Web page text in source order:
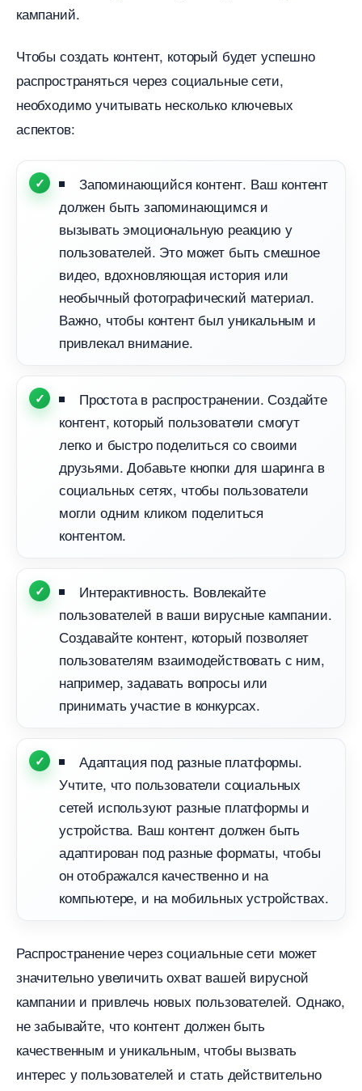
кампаний.
Чтобы создать контент, который будет успешно
распространяться через социальные сети,
необходимо учитывать несколько ключевых
аспектов:
Запоминающийся контент. Ваш контент
должен быть запоминающимся и
ызывать эмоциональную реакцию у
пользователей. Это может быть смешное
идео, вдохновляющая история или
необычный фотографический материал.
ажно, чтобы контент был уникальным и
привлекал внимание.
Простота в распространении. Создайте
контент, который пользователи смогут
легко и быстро поделиться со своими
друзьями. Добавьте кнопки для шаринга
социальных сетях, чтобы пользователи
могли одним кликом поделиться
контентом.
Интерактивность. Вовлекайте
пользователей в ваши вирусные кампании.
Создавайте контент, который позволяет
пользователям взаимодействовать с ним,
например, задавать вопросы или
принимать участие в конкурсах.
Адаптация под разные платформы.
Учтите, что пользователи социальных
сетей используют разные платформы и
устройства. Ваш контент должен быть
адаптирован под разные форматы, чтобы
он отображался качественно и на
компьютере, и на мобильных устройствах.
Распространение через социальные сети может
значительно увеличить охват вашей вирусной
кампании и привлечь новых пользователей. Однако,
не забывайте, что контент должен быть
качественным и уникальным, чтобы вызвать
интерес у пользователей и стать действительно